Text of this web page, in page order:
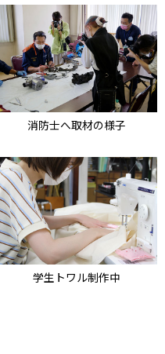
消防士へ取材の様子
学生トワル制作中